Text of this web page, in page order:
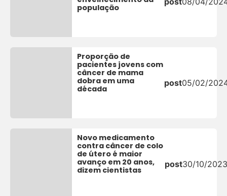
população
Proporção de
pacientes jovens com
câncer de mama
dobra em uma
década
post05/02/
Novo medicamento
contra câncer de colo
de útero é maior
avanço em 20 anos,
dizem cientistas
post30/10/